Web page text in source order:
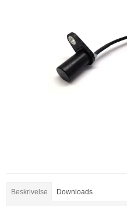
Beskrivelse Downloads